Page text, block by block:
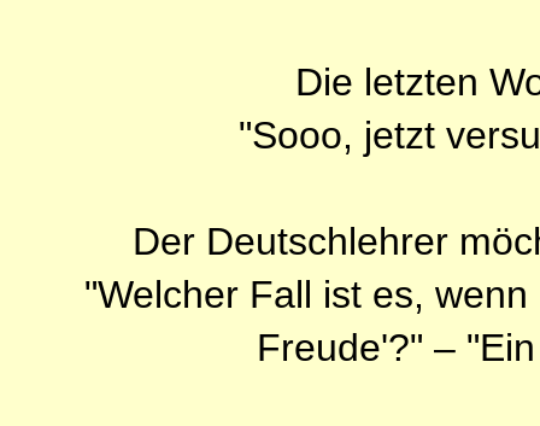
Die letzten
"Sooo, jetzt
Der Deutschlehrer
"Welcher Fall ist es,
Freude'?" –